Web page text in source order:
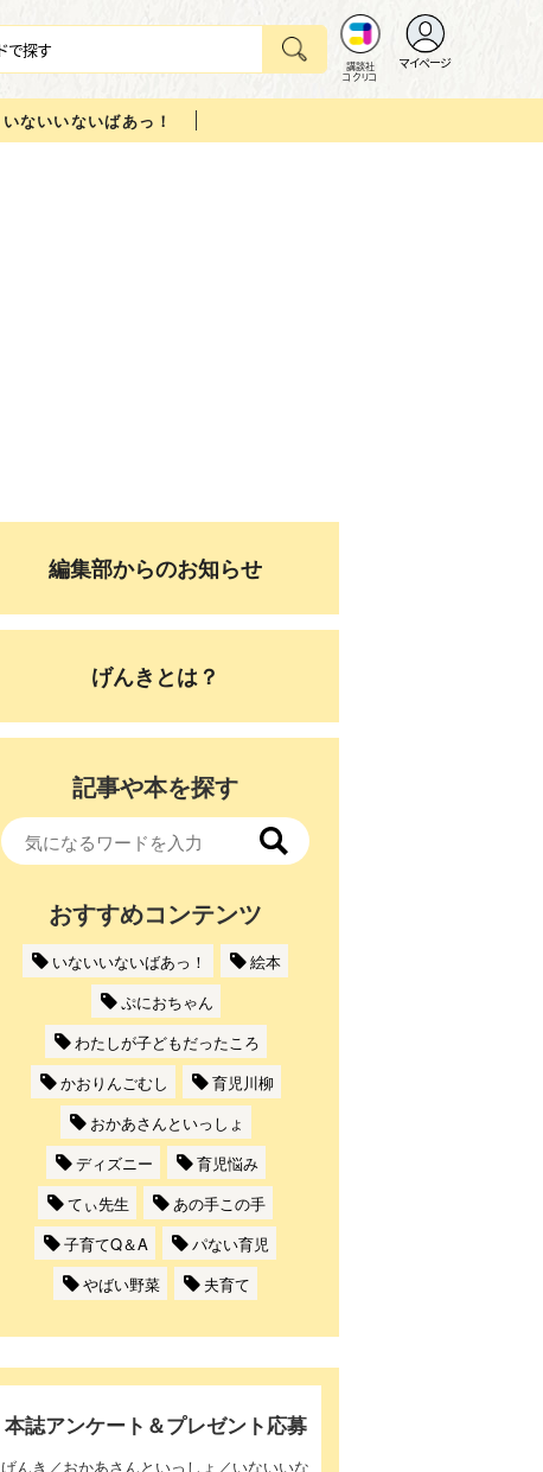
講談社
コクリコ
マイページ
いないいないばあっ！
編集部からのお知らせ
げんきとは？
記事や本を探す
おすすめコンテンツ
いないいないばあっ！
絵本
ぷにおちゃん
わたしが子どもだったころ
かおりんごむし
育児川柳
おかあさんといっしょ
ディズニー
育児悩み
てぃ先生
あの手この手
子育てQ＆A
パない育児
やばい野菜
夫育て
本誌アンケート＆プレゼント応募
げんき／おかあさんといっしょ／いないいな